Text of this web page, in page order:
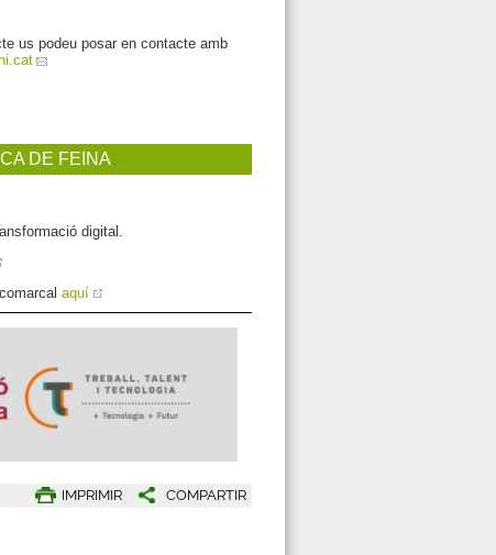
us podeu posar en contacte amb
DE FEINA
digital.
aquí
IMPRIMIR COMPARTIR